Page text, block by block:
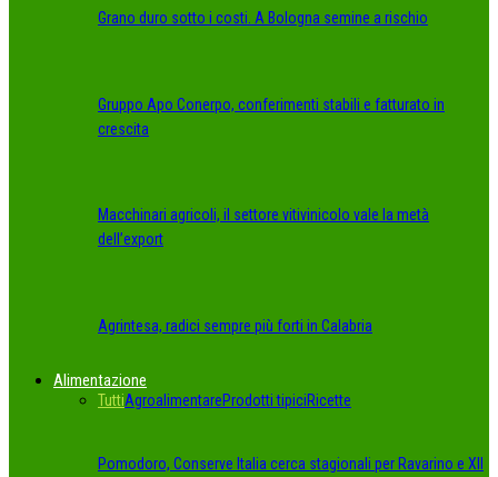
Grano duro sotto i costi. A Bologna semine a rischio
Gruppo Apo Conerpo, conferimenti stabili e fatturato in
crescita
Macchinari agricoli, il settore vitivinicolo vale la metà
dell’export
Agrintesa, radici sempre più forti in Calabria
Alimentazione
TuttiAgroalimentareProdotti tipiciRicette
Pomodoro, Conserve Italia cerca stagionali per Ravarino e XII